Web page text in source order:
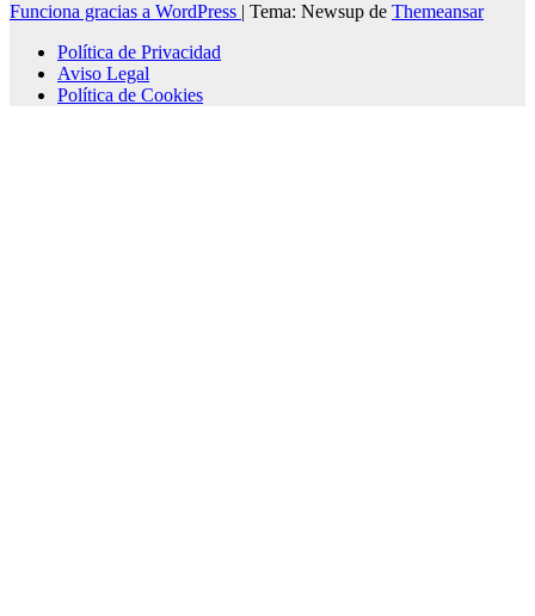
Funciona gracias a WordPress | Tema: Newsup de Themeansar
Política de Privacidad
Aviso Legal
Política de Cookies